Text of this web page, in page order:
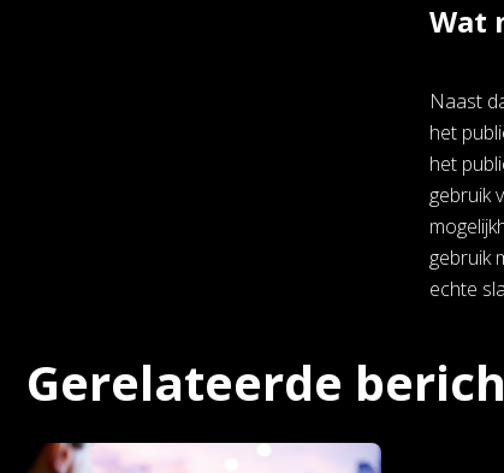
Wat
Naast
het
het
gebruik
gebruik
echte
Gerelateerde